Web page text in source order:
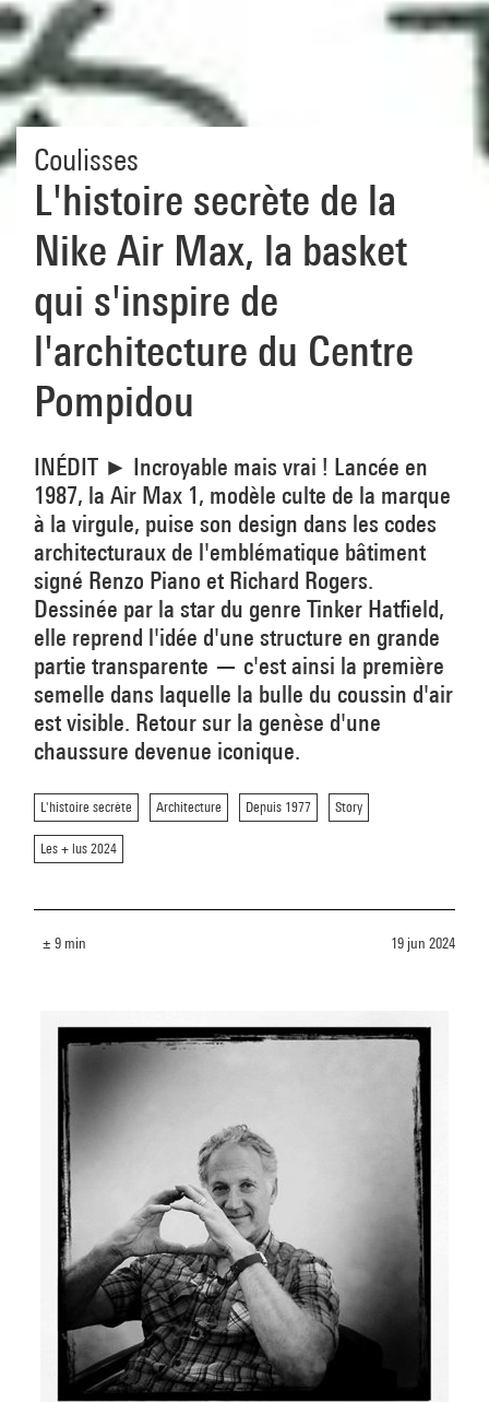
Coulisses
L'histoire secrète de la
Nike Air Max, la basket
qui s'inspire de
l'architecture du Centre
Pompidou
INÉDIT ► Incroyable mais vrai ! Lancée en
1987, la Air Max 1, modèle culte de la marque
à la virgule, puise son design dans les codes
architecturaux de l'emblématique bâtiment
signé Renzo Piano et Richard Rogers.
Dessinée par la star du genre Tinker Hatfield,
elle reprend l'idée d'une structure en grande
partie transparente — c'est ainsi la première
semelle dans laquelle la bulle du coussin d'air
est visible. Retour sur la genèse d'une
chaussure devenue iconique.
L'histoire secrète Architecture Depuis 1977 Story
Les + lus 2024
± 9 min 19 jun 2024